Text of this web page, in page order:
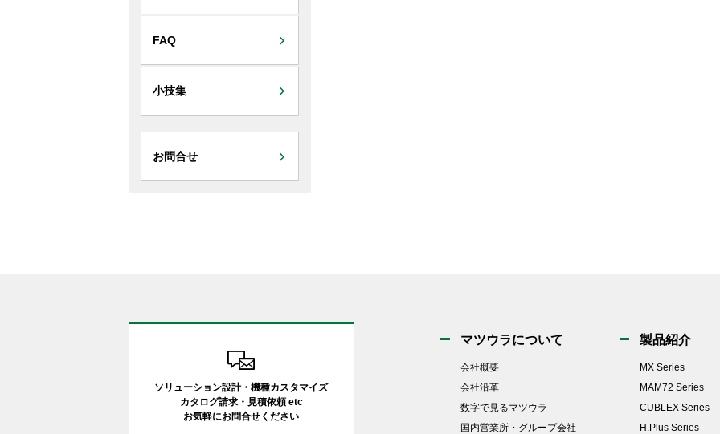
FAQ
小技集
お問合せ
ソリューション設計・機種カスタマイズ
カタログ請求・見積依頼 etc
お気軽にお問合せください
マツウラについて
会社概要
会社沿革
数字で見るマツウラ
国内営業所・グループ会社
製品紹介
MX Series
MAM72 Series
CUBLEX Series
H.Plus Series